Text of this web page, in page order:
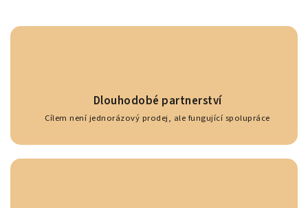
Dlouhodobé partnerství
Cílem není jednorázový prodej, ale fungující spolupráce